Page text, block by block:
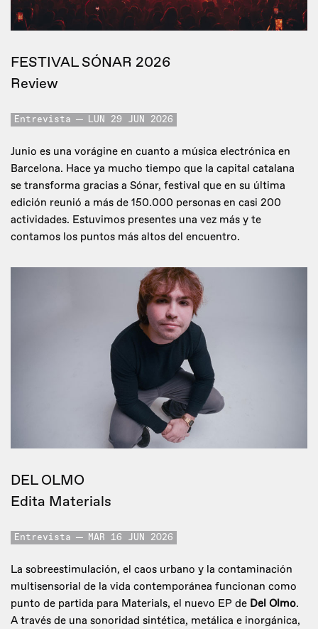
FESTIVAL SÓNAR 2026
Review
Entrevista LUN 29 JUN 2026
Junio es una vorágine en cuanto a música electrónica en
Barcelona. Hace ya mucho tiempo que la capital catalana
se transforma gracias a Sónar, festival que en su última
edición reunió a más de 150.000 personas en casi 200
actividades. Estuvimos presentes una vez más y te
contamos los puntos más altos del encuentro.
DEL OLMO
Edita Materials
Entrevista MAR 16 JUN 2026
La sobreestimulación, el caos urbano y la contaminación
multisensorial de la vida contemporánea funcionan como
punto de partida para Materials, el nuevo EP de Del Olmo.
A través de una sonoridad sintética, metálica e inorgánica,